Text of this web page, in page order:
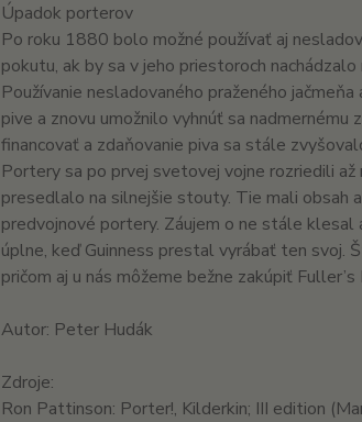
Úpadok porterov
Po roku 1880 bolo možné používať aj
pokutu, ak by sa v jeho priestoroch
Používanie nesladovaného praženého
pive a znovu umožnilo vyhnúť sa
financovať a zdaňovanie piva sa stále
Portery sa po prvej svetovej vojne rozriedili
presedlalo na silnejšie stouty. Tie mali obsah
predvojnové portery. Záujem o ne stále
úplne, keď Guinness prestal vyrábať ten svoj.
pričom aj u nás môžeme bežne zakúpiť
Autor: Peter Hudák
Zdroje:
Ron Pattinson: Porter!, Kilderkin; III edition